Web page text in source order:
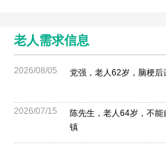
老人需求信息
2026/08/05 党强，老人62岁，脑梗
2026/07/15
陈先生，老人64岁，不
镇